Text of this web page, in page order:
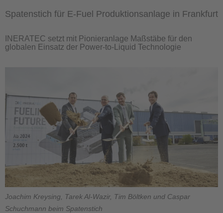
Spatenstich für E-Fuel Produktionsanlage in Frankfurt
INERATEC setzt mit Pionieranlage Maßstäbe für den
globalen Einsatz der Power-to-Liquid Technologie
Joachim Kreysing, Tarek Al-Wazir, Tim Böltken und Caspar
Schuchmann beim Spatenstich